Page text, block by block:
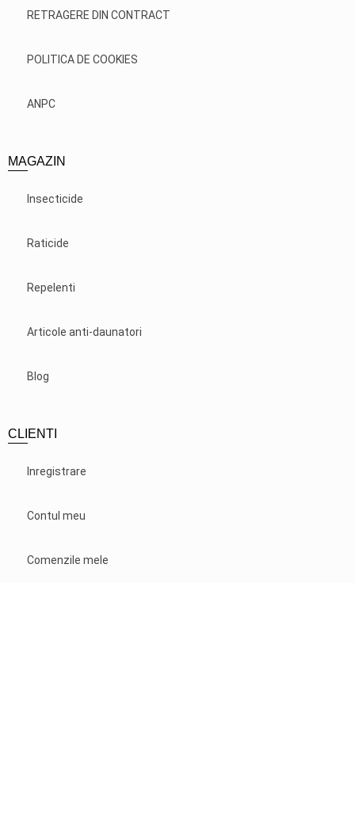
RETRAGERE DIN CONTRACT
POLITICA DE COOKIES
ANPC
MAGAZIN
Insecticide
Raticide
Repelenti
Articole anti-daunatori
Blog
CLIENTI
Inregistrare
Contul meu
Comenzile mele